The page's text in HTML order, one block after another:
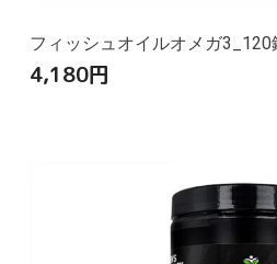
フィッシュオイルオメガ
4,180円